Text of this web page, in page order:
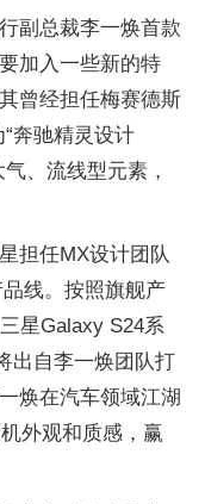
副总裁李一焕首款
加入一些新的特
曾经担任梅赛德斯
奔驰精灵设计
、流线型元素，
担任MX设计团队
线。按照旗舰产
星Galaxy S24系
出自李一焕团队打
焕在汽车领域江湖
外观和质感，赢